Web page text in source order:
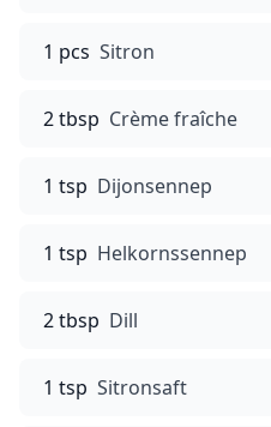
1 pcs Sitron
2 tbsp Crème fraîche
1 tsp Dijonsennep
1 tsp Helkornssennep
2 tbsp Dill
1 tsp Sitronsaft